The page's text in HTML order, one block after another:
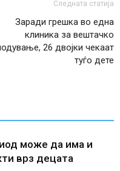
Следната статија
Заради грешка во една
клиника за вештачко
26 двојки чекаат
туѓо дете
може да има и
врз децата